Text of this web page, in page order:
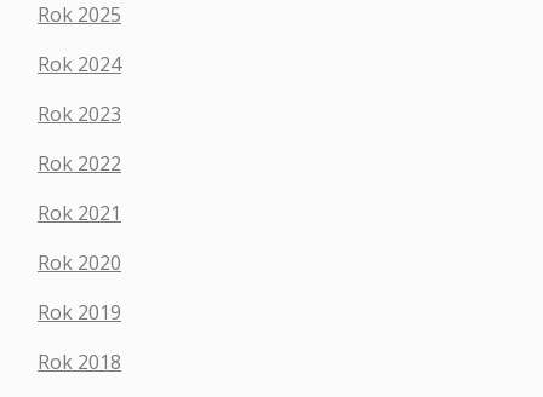
Rok 2025
Rok 2024
Rok 2023
Rok 2022
Rok 2021
Rok 2020
Rok 2019
Rok 2018